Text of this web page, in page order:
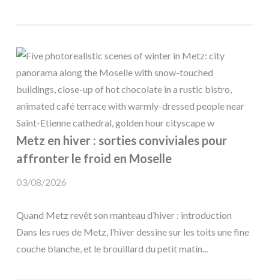
Metz en hiver : sorties conviviales pour
affronter le froid en Moselle
03/08/2026
Quand Metz revêt son manteau d’hiver : introduction
Dans les rues de Metz, l’hiver dessine sur les toits une fine
couche blanche, et le brouillard du petit matin...